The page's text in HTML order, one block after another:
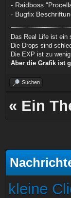
- Raidboss
- Bugfix
Das Real Life ist ein
Die Drops sind
Die EXP ist zu wenig.
Aber die Grafik ist
Suchen
« Ein
kleine